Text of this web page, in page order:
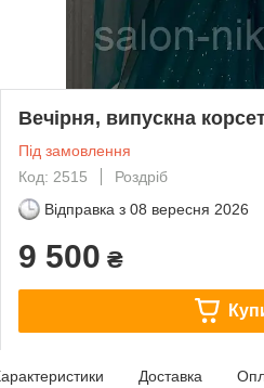
Вечірня, випускна
Під замовлення
Код: 2515
Роздріб
Відправка з 08 вересня 2026
9 500 ₴
Доставка